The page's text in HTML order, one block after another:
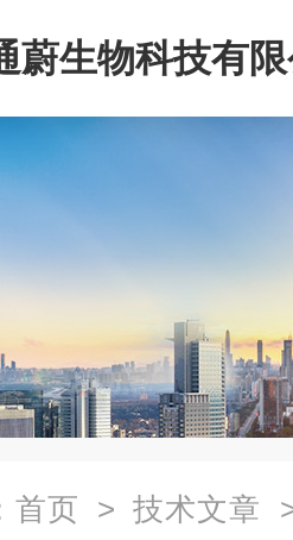
蔚生物科技有
首页 > 技术文章